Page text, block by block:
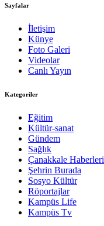
Sayfalar
İletişim
Künye
Foto Galeri
Videolar
Canlı Yayın
Kategoriler
Eğitim
Kültür-sanat
Gündem
Sağlık
Çanakkale Haberleri
Şehrin Burada
Sosyo Kültür
Röportajlar
Kampüs Life
Kampüs Tv